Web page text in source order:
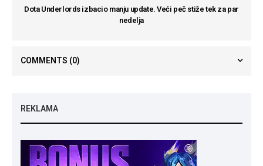
Dota Underlords izbacio manju update. Veći peč stiže tek za par
nedelja
COMMENTS (0)
REKLAMA